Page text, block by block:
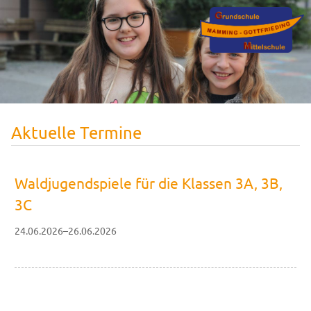
Aktuelle Termine
Waldjugendspiele für die Klassen 3A, 3B,
3C
24.06.2026–26.06.2026